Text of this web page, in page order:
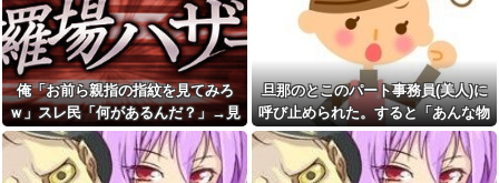
嫁からマジで離婚を切り出さ
れている。俺がネトゲしすぎて
全くかまわなかったのが原因ら
しく...
娘「お父さん早く来て！」俺
「何があった？」→「知らない
人につけられてる」と聞いて血
の気が引いて…
無人レジに前の人のレシート
が残っててん百円当たりとか書
かれた当たり券だったが店員が
三昧。浮気発覚後、我慢の限界
で他の女性とスピード婚した結
果ｗｗｗｗｗ
【徹底議論】近代日本史で最
も取り返しのつかなかった失敗
って何？
旦那のとこのパート事務員(美
人)に呼び止められた。すると
「あんな物(昼食)を旦那さんに食
べさせるなんて信じられな
俺「お前ら親指の指紋を見てみろ
ｗ」スレ民「何があるんだ？」→見
た瞬間、思わず笑ってしまう人が続
出して…
旦那のとこのパート事務員(美人)に
呼び止められた。すると「あんな物
(昼食)を旦那さんに食べさせるなん
て信じられない！」と言い出し...